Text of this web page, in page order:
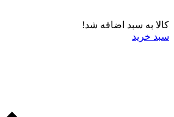
کالا به سبد اضافه شد!
سبد خرید